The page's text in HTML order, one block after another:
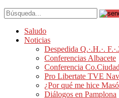
Saludo
Noticias
Despedida Q.·.H.·.
Conferencias Albacete
Conferencia
Pro Libertate TVE
¿Por qué me hice
Diálogos en Pamplona